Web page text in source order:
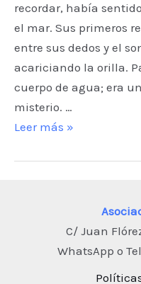
recordar, había
el mar. Sus primeros
entre sus dedos y el
acariciando la orilla.
cuerpo de agua; era
misterio. …
Las
del
Leer más »
C/ Juan
WhatsApp o